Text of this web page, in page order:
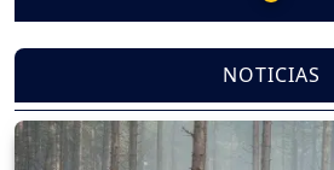
NOTICIAS